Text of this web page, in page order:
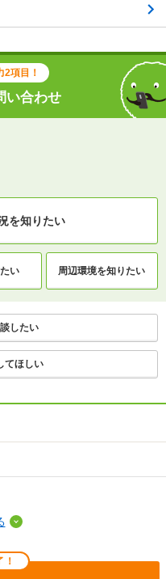
公園前駅 歩30分
2項目！
い合わせ
を知りたい
い
したい
項目！
い合わせ
を知りたい
い 周辺環境を知りたい
したい
てほしい